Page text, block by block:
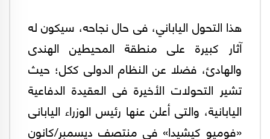
هذا التحول الياباني، فى حال نجاحه، سيكون له
آثار كبيرة على منطقة المحيطين الهندى
والهادئ، فضلا عن النظام الدولى ككل؛ حيث
تشير التحولات الأخيرة فى العقيدة الدفاعية
اليابانية، والتى أعلن عنها رئيس الوزراء اليابانى
«فوميو كيشيدا» فى منتصف ديسمبر/كانون